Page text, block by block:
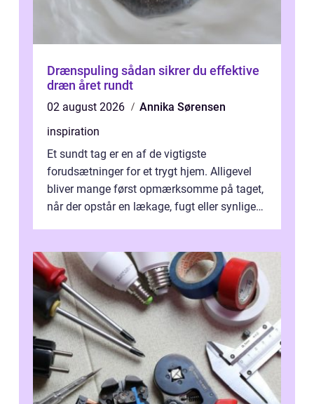
Drænspuling sådan sikrer du effektive
dræn året rundt
02 august 2026
Annika Sørensen
inspiration
Et sundt tag er en af de vigtigste
forudsætninger for et trygt hjem. Alligevel
bliver mange først opmærksomme på taget,
når der opstår en lækage, fugt eller synlige